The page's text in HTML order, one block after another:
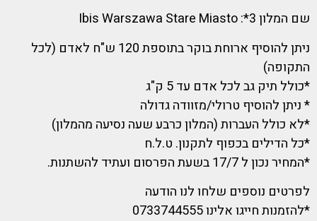
שם המלון 3*: Ibis Warszawa Stare Miasto
ניתן להוסיף ארוחת בוקר בתוספת 120 ש"ח לאדם (לכל
התקופה)
*כולל תיק גב לכל אדם עד 5 ק"ג
* ניתן להוסיף טרולי/מזוודה גדולה
*לא כולל העברות (המלון כרבע שעה נסיעה מהמלון)
*כל הדילים בכפוף לתקנון. ט.ל.ח
*המחיר נכון ל 17/7 בשעת הפרסום ועתיד להשתנות.
לפרטים נוספים שלחו לנו הודעה
*להזמנות חייגו אלינו 0733744555